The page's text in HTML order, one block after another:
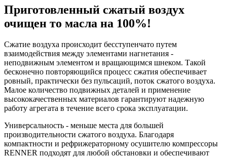
Приготовленный сжатый воздух
очищен то масла на 100%!
Сжатие воздуха происходит бесступенчато путем
взаимодействия между элементами нагнетания -
неподвижным элементом и вращающимся шнеком. Такой
бесконечно повторяющийся процесс сжатия обеспечивает
ровный, практически без пульсаций, поток сжатого воздуха.
Малое количество подвижных деталей и применение
высококачественных материалов гарантируют надежную
работу агрегата в течение всего срока эксплуатации.
Универсальность - меньше места для большей
производительности сжатого воздуха. Благодаря
компактности и рефрижераторному осушителю компрессоры
RENNER подходят для любой обстановки и обеспечивают